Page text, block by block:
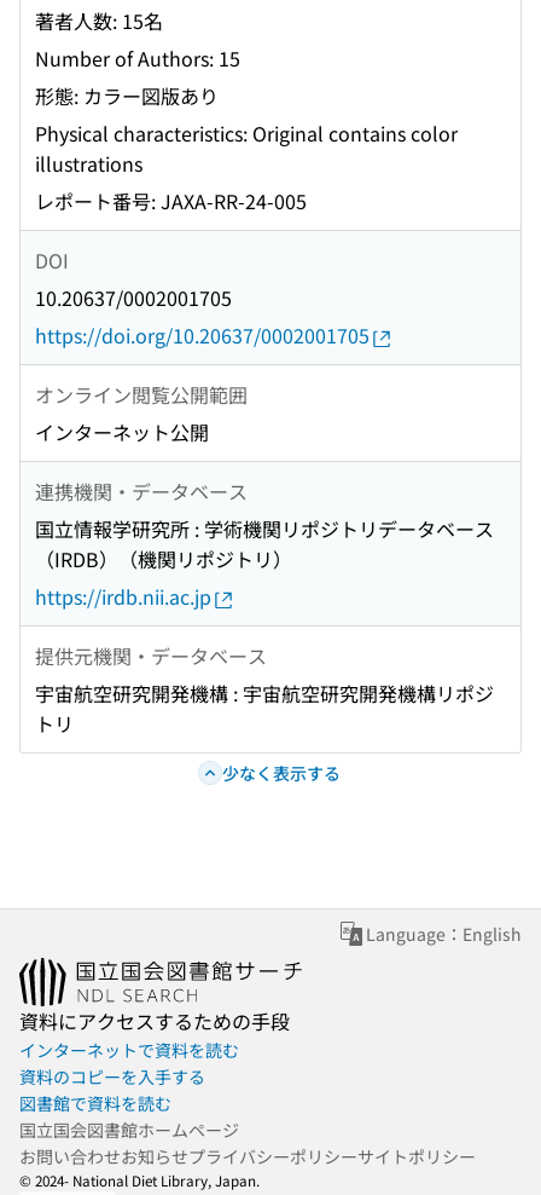
著者人数: 15名
Number of Authors: 15
形態: カラー図版あり
Physical characteristics: Original contains color
illustrations
レポート番号: JAXA-RR-24-005
DOI
10.20637/0002001705
https://doi.org/10.20637/0002001705
オンライン閲覧公開範囲
インターネット公開
連携機関・データベース
国立情報学研究所 : 学術機関リポジトリデータベース
（IRDB）（機関リポジトリ）
https://irdb.nii.ac.jp
提供元機関・データベース
宇宙航空研究開発機構 : 宇宙航空研究開発機構リポジ
トリ
少なく表示する
Language：English
資料にアクセスするための手段
インターネットで資料を読む
資料のコピーを入手する
図書館で資料を読む
国立国会図書館ホームページ
お問い合わせお知らせプライバシーポリシーサイトポリシー
© 2024- National Diet Library, Japan.